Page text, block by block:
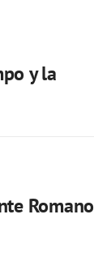
y la
Romano